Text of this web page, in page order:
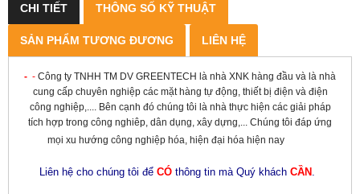
CHI TIẾT THÔNG SỐ KỸ THUẬT
SẢN PHẨM TƯƠNG ĐƯƠNG LIÊN HỆ
- - Công ty TNHH TM DV GREENTECH là nhà XNK hàng đầu và là nhà
cung cấp chuyên nghiệp các mặt hàng tự động, thiết bị điện và điện
công nghiệp,.... Bên cạnh đó chúng tôi là nhà thực hiện các giải pháp
tích hợp trong công nghiêp, dân dụng, xây dựng,... Chúng tôi đáp ứng
mọi xu hướng công nghiệp hóa, hiện đại hóa hiện nay
Liên hệ cho chúng tôi để CÓthông tin mà Quý khách CẦN.